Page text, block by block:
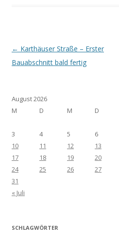
Post navigation
← Karthäuser Straße – Erster
Bauabschnitt bald fertig
August 2026
M
D M D
3
4 5 6
10
11 12 13
17
18 19 20
24
25 26 27
31
« Juli
SCHLAGWÖRTER